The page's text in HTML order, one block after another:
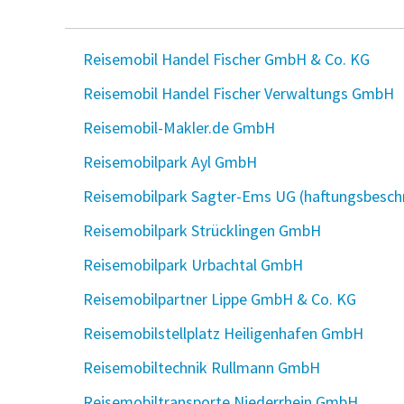
Reisemobil Handel Fischer GmbH & Co. KG
Reisemobil Handel Fischer Verwaltungs GmbH
Reisemobil-Makler.de GmbH
Reisemobilpark Ayl GmbH
Reisemobilpark Sagter-Ems UG
Reisemobilpark Strücklingen GmbH
Reisemobilpark Urbachtal GmbH
Reisemobilpartner Lippe GmbH & Co. KG
Reisemobilstellplatz Heiligenhafen GmbH
Reisemobiltechnik Rullmann GmbH